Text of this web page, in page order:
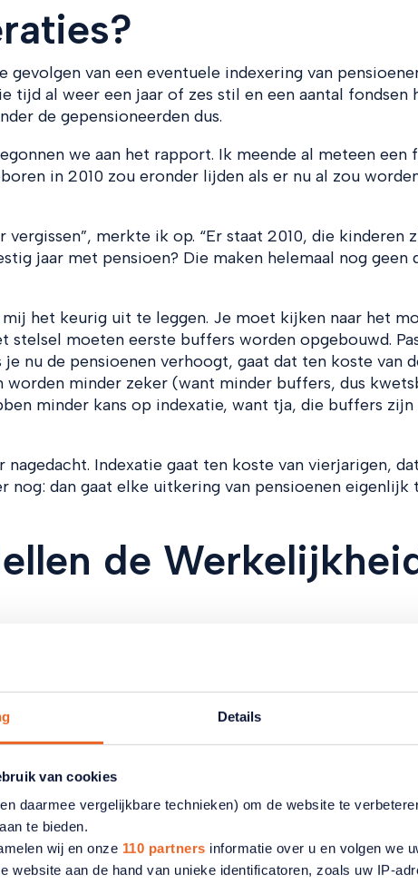
Details
van cookies
daarmee vergelijkbare technieken) om de website te
te bieden.
wij en onze 110 partners informatie over u en volgen we
website aan de hand van unieke identificatoren, zoals uw IP-
van een eventuele indexering van
tijd al weer een jaar of zes stil en een aantal fondsen
de gepensioneerden dus.
we aan het rapport. Ik meende al meteen een
in 2010 zou eronder lijden als er nu al zou
merkte ik op. “Er staat 2010, die kinderen
jaar met pensioen? Die maken helemaal nog geen
het keurig uit te leggen. Je moet kijken naar het
stelsel moeten eerste buffers worden opgebouwd.
nu de pensioenen verhoogt, gaat dat ten koste van
worden minder zeker (want minder buffers, dus
minder kans op indexatie, want tja, die buffers zijn
Indexatie gaat ten koste van vierjarigen,
dan gaat elke uitkering van pensioenen eigenlijk
de
De Nederlandsche Bank riep: “Indexatie is
vijf euro uit de spaarpot van zijn kleindochter haalt!”
kunnen corrigeren. “De Nederlandsche Bank begrijpt
bed gaat, moet ie plassen!”
hoe je met piekfijne modellen, geboetseerd in hoge
kunt komen. Tien jaar later was de indexatie-
tot respectievelijk 22 en 32 procent. De
40 procent. Ex AOW, dat wel en prima volgens de
en varen we samen het nieuwe pensioenstelsel in.